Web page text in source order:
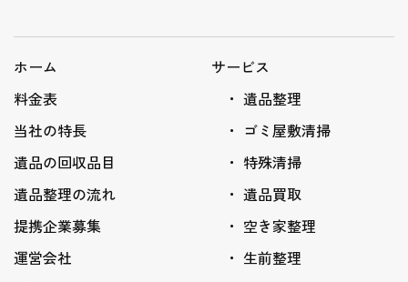
ホーム
料金表
当社の特長
遺品の回収品目
遺品整理の流れ
提携企業募集
運営会社
サービス
遺品整理
ゴミ屋敷清掃
特殊清掃
遺品買取
空き家整理
生前整理